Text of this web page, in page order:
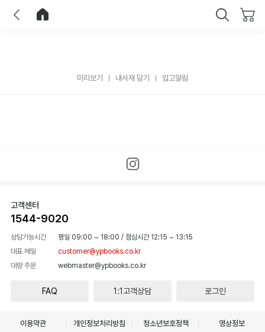
미리보기 내서재 담기 입고알림
고객센터
1544-9020
상담가능시간 평일 09:00 ~ 18:00 / 점심시간 12:15 ~ 13:15
대표 메일
customer@ypbooks.co.kr
대량 주문
webmaster@ypbooks.co.kr
FAQ 1:1고객상담 로그인
이용약관 개인정보처리방침 청소년보호정책 영상정보